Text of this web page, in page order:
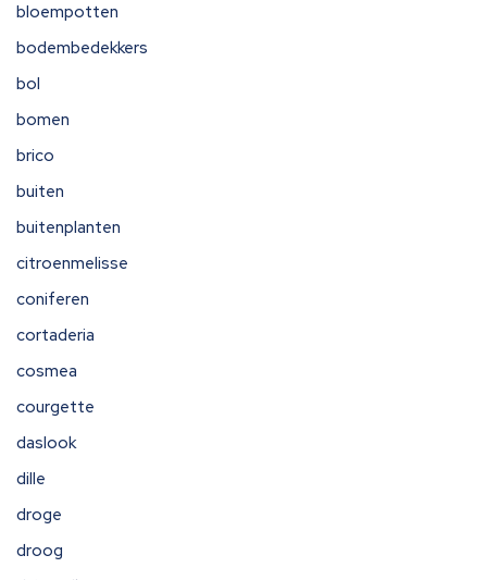
bloempotten
bodembedekkers
bol
bomen
brico
buiten
buitenplanten
citroenmelisse
coniferen
cortaderia
cosmea
courgette
daslook
dille
droge
droog